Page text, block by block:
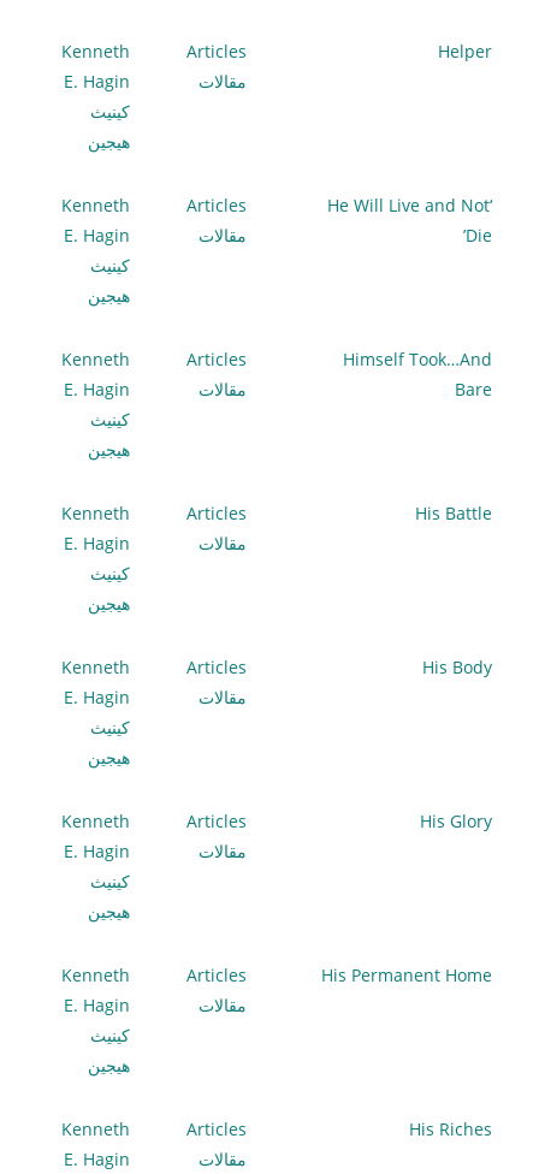
Helper
Articles
مقالات
Kenneth
E. Hagin
كينيث
هيجين
‘He Will Live and Not
Die’
Articles
مقالات
Kenneth
E. Hagin
كينيث
هيجين
Himself Took…And
Bare
Articles
مقالات
Kenneth
E. Hagin
كينيث
هيجين
His Battle
Articles
مقالات
Kenneth
E. Hagin
كينيث
هيجين
His Body
Articles
مقالات
Kenneth
E. Hagin
كينيث
هيجين
His Glory
Articles
مقالات
Kenneth
E. Hagin
كينيث
هيجين
His Permanent Home
Articles
مقالات
Kenneth
E. Hagin
كينيث
هيجين
His Riches
Articles
مقالات
Kenneth
E. Hagin